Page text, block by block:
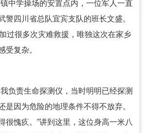
中学操场的安置点内，一位军人一直
警四川省总队宜宾支队的班长文盛。
过很多次灾难救援，唯独这次在家乡
受复杂。
负责生命探测仪，当时明明已经探测
是因为危险的地理条件不得不放弃。
很愧疚。”讲到这里，这位身高一米八